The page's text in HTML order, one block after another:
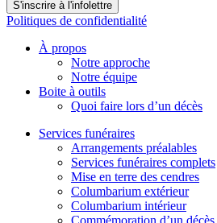
S'inscrire à l'infolettre
Politiques de confidentialité
À propos
Notre approche
Notre équipe
Boite à outils
Quoi faire lors d’un décès
Services funéraires
Arrangements préalables
Services funéraires complets
Mise en terre des cendres
Columbarium extérieur
Columbarium intérieur
Commémoration d’un décès